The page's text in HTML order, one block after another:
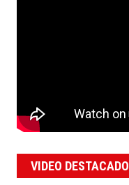
VIDEO DESTACADO